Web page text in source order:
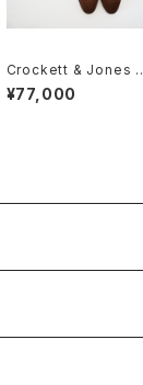
Crockett & Jones
ロケット&ジョーンズ フ
ルブローグ スエード 7
¥77,000